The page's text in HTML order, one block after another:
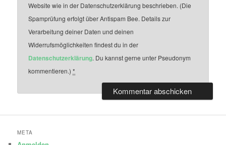
Website wie in der Datenschutzerklärung beschrieben. (Die
Spamprüfung erfolgt über Antispam Bee. Details zur
Verarbeitung deiner Daten und deinen
Widerrufsmöglichkeiten findest du in der
Datenschutzerklärung. Du kannst gerne unter Pseudonym
kommentieren.)*
META